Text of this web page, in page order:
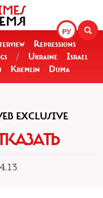
РУ
Repressions
/ Ukraine
Israel
Kremlin Duma
EXCLUSIVE